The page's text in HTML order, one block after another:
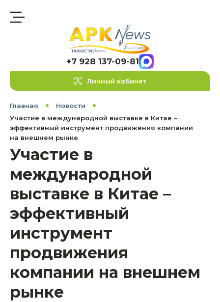
+7 928 137-09-81
Личный кабинет
Главная
Новости
Участие в международной выставке в Китае –
эффективный инструмент продвижения компании
на внешнем рынке
Участие в
международной
выставке в Китае –
эффективный
инструмент
продвижения
компании на внешнем
рынке